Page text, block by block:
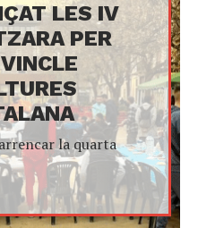
LES IV
PER
la quarta